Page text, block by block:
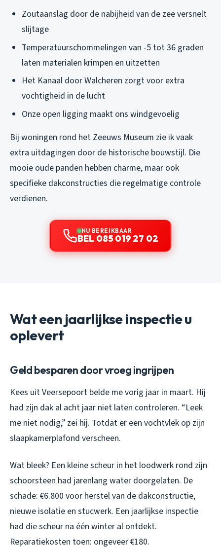
Zoutaanslag door de nabijheid van de zee versnelt
slijtage
Temperatuurschommelingen van -5 tot 36 graden
laten materialen krimpen en uitzetten
Het Kanaal door Walcheren zorgt voor extra
vochtigheid in de lucht
Onze open ligging maakt ons windgevoelig
Bij woningen rond het Zeeuws Museum zie ik vaak
extra uitdagingen door de historische bouwstijl. Die
mooie oude panden hebben charme, maar ook
specifieke dakconstructies die regelmatige controle
verdienen.
NU BEREIKBAAR
BEL 085 019 27 02
Wat een jaarlijkse inspectie u
oplevert
Geld besparen door vroeg ingrijpen
Kees uit Veersepoort belde me vorig jaar in maart. Hij
had zijn dak al acht jaar niet laten controleren. “Leek
me niet nodig,” zei hij. Totdat er een vochtvlek op zijn
slaapkamerplafond verscheen.
Wat bleek? Een kleine scheur in het loodwerk rond zijn
schoorsteen had jarenlang water doorgelaten. De
schade: €6.800 voor herstel van de dakconstructie,
nieuwe isolatie en stucwerk. Een jaarlijkse inspectie
had die scheur na één winter al ontdekt.
Reparatiekosten toen: ongeveer €180.